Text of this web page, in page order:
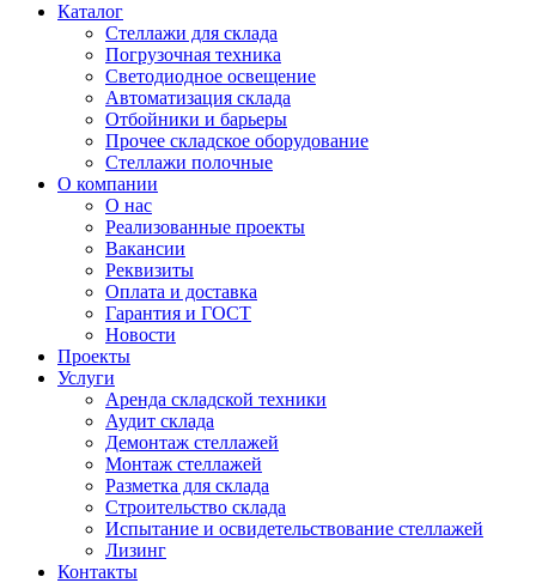
Каталог
Стеллажи для склада
Погрузочная техника
Светодиодное освещение
Автоматизация склада
Отбойники и барьеры
Прочее складское оборудование
Стеллажи полочные
О компании
О нас
Реализованные проекты
Вакансии
Реквизиты
Оплата и доставка
Гарантия и ГОСТ
Новости
Проекты
Услуги
Аренда складской техники
Аудит склада
Демонтаж стеллажей
Монтаж стеллажей
Разметка для склада
Строительство склада
Испытание и освидетельствование стеллажей
Лизинг
Контакты